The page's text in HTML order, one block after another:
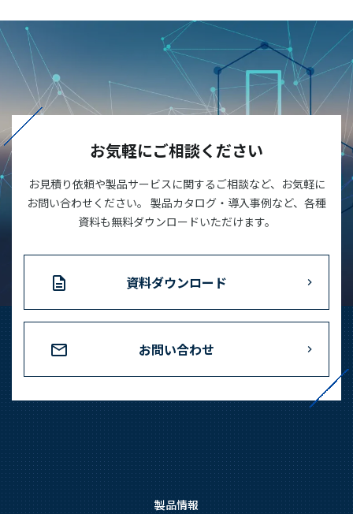
お気軽にご相談ください
お見積り依頼や製品サービスに関するご相談など、お気軽に
お問い合わせください。 製品カタログ・導入事例など、各種
資料も無料ダウンロードいただけます。
資料ダウンロード
お問い合わせ
製品情報